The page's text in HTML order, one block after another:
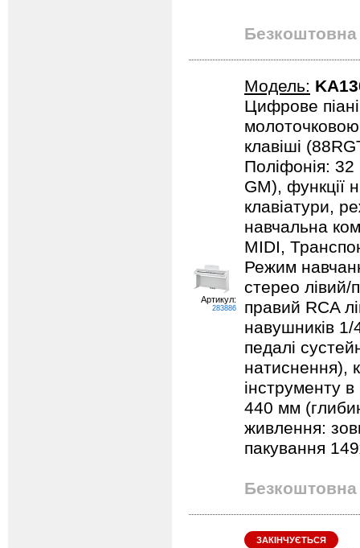
Безкоштовна
Артикул:
283886
Модель:
Цифрове
клавіші
Поліфонія:
GM), функції
клавіатури,
навчальна
MIDI,
Режим
стерео лівий/
правий RCA
навушників
педалі
натиснення),
інструменту
440 мм
живлення:
пакування
Безкоштовна
ЗАКІНЧУЄТЬСЯ